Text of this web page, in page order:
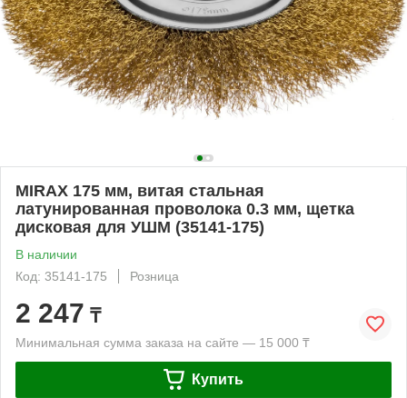
MIRAX 175 мм, витая стальная
латунированная проволока 0.3 мм, щетка
дисковая для УШМ (35141-175)
В наличии
Код: 35141-175
Розница
2 247 ₸
Минимальная сумма заказа на сайте — 15 000 ₸
Купить